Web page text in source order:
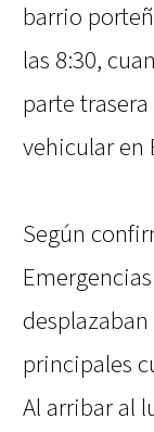
barrio
las 8:30,
parte
vehicular en
Según
principales
Al arribar al